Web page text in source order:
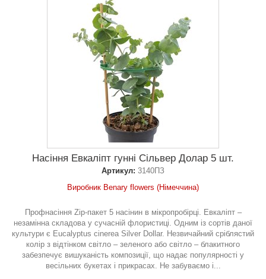
Насіння Евкаліпт гунні Сільвер Долар 5 шт.
Артикул: 3140ПЗ
Виробник Benary flowers (Німеччина)
Профнасіння Zip-пакет 5 насінин в мікропробірці. Евкаліпт –
незамінна складова у сучасній флористиці. Одним із сортів даної
культури є Eucalyptus cinerea Silver Dollar. Незвичайний сріблястий
колір з відтінком світло – зеленого або світло – блакитного
забезпечує вишуканість композиції, що надає популярності у
весільних букетах і прикрасах. Не забуваємо і...